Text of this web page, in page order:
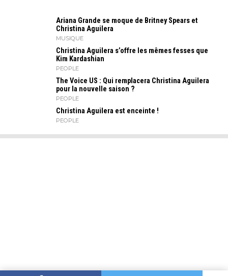
Ariana Grande se moque de Britney Spears et
Christina Aguilera
MUSIQUE
Christina Aguilera s’offre les mêmes fesses que
Kim Kardashian
PEOPLE
The Voice US : Qui remplacera Christina Aguilera
pour la nouvelle saison ?
PEOPLE
Christina Aguilera est enceinte !
PEOPLE